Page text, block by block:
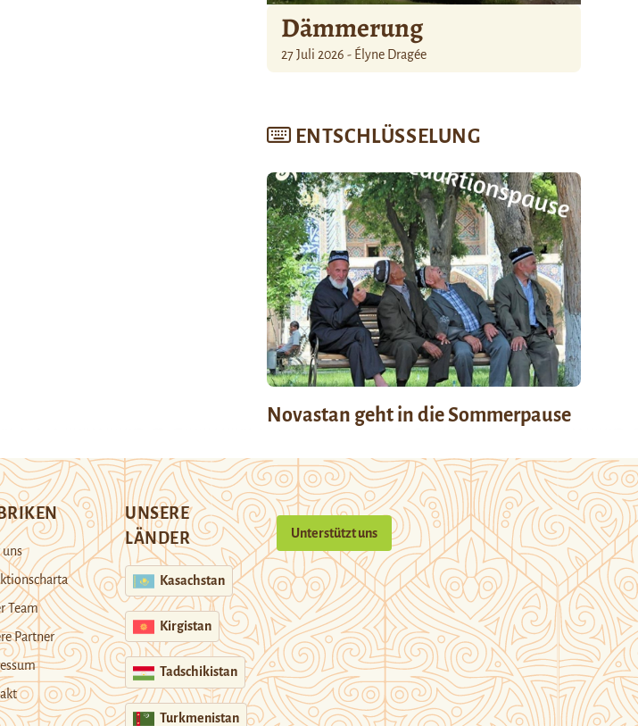
Dämmerung
27 Juli 2026 - Élyne Dragée
ENTSCHLÜSSELUNG
Novastan geht in die Sommerpause
uns
Team
Partner
UNSERE
LÄNDER
Kasachstan
Kirgistan
Tadschikistan
Turkmenistan
Unterstützt uns